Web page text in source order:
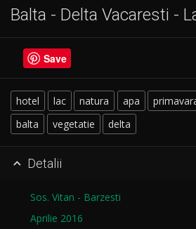
Balta - Delta Vacaresti -
Save
hotel lac natura apa
balta
vegetatie delta
 Detalii
Sos. Vitan - Barzesti
Aprilie 2016